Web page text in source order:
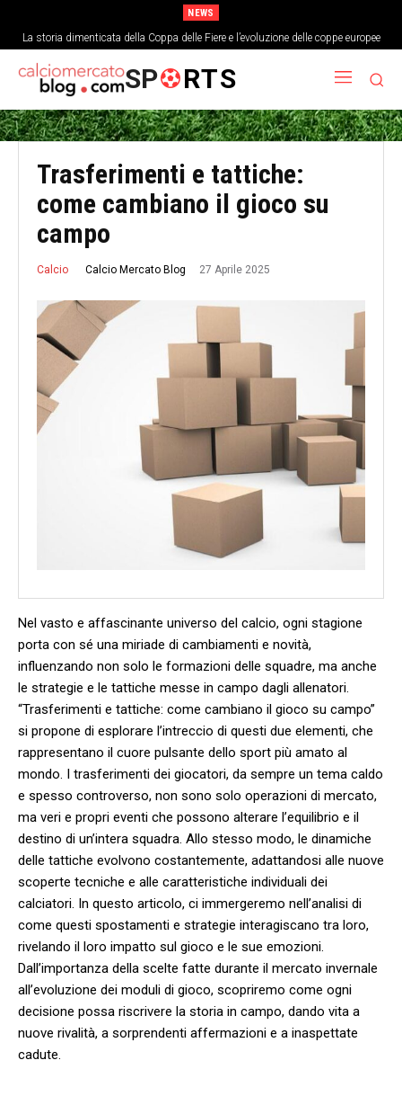
NEWS
La storia dimenticata della Coppa delle Fiere e l’evoluzione delle coppe europee
L’analisi economica del costo di un singolo punto nei top campionati europei
SP RTS
Trasferimenti e tattiche:
come cambiano il gioco su
campo
Calcio Calcio Mercato Blog 27 Aprile 2025
Nel vasto e affascinante universo del calcio, ogni stagione⁣
porta con sé una miriade di cambiamenti e novità,
influenzando non solo‌ le formazioni delle squadre, ma anche
le strategie e le tattiche messe in campo dagli allenatori.
“Trasferimenti e tattiche: come cambiano il ​gioco su campo”
si propone di esplorare l’intreccio di questi due elementi, che
rappresentano‌ il cuore pulsante dello sport più amato al
mondo. I trasferimenti dei giocatori, da‍ sempre un tema caldo
e spesso controverso,​ non sono solo operazioni⁣ di mercato,
ma veri e propri eventi che possono alterare l’equilibrio e​ il
destino di un’intera squadra.⁢ Allo stesso modo, le dinamiche
delle tattiche evolvono costantemente, adattandosi alle ⁢nuove
⁤scoperte tecniche e alle caratteristiche individuali dei
calciatori. In questo articolo, ci immergeremo nell’analisi di
come questi spostamenti e strategie interagiscano tra loro,
rivelando il loro impatto sul gioco e le sue emozioni.
Dall’importanza della scelte fatte durante il mercato invernale
⁣all’evoluzione dei moduli di gioco, scopriremo⁣ come ogni
decisione possa riscrivere la storia in campo, dando vita a
nuove rivalità, a sorprendenti⁢ affermazioni e a inaspettate
cadute.